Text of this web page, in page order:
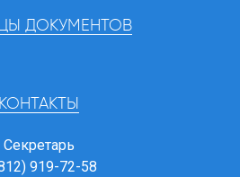
ДОКУМЕНТОВ
КОНТАКТЫ
Секретарь
919-72-58